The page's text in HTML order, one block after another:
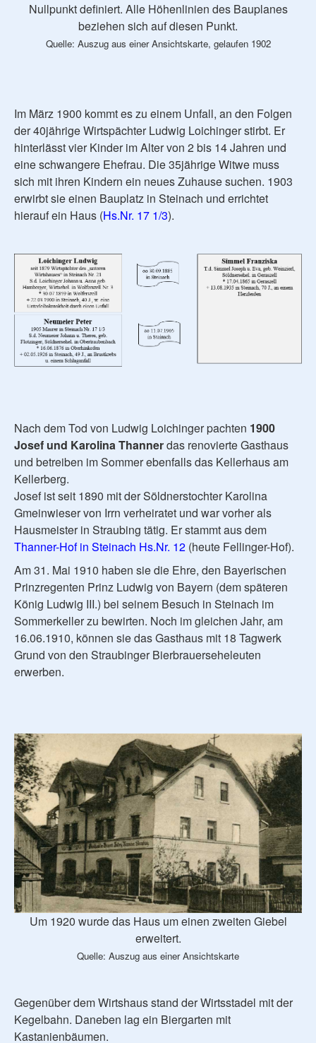
Nullpunkt definiert. Alle Höhenlinien des Bauplanes
beziehen sich auf diesen Punkt.
Quelle: Auszug aus einer Ansichtskarte, gelaufen 1902
Im März 1900 kommt es zu einem Unfall, an den Folgen
der 40jährige Wirtspächter Ludwig Loichinger stirbt. Er
hinterlässt vier Kinder im Alter von 2 bis 14 Jahren und
eine schwangere Ehefrau. Die 35jährige Witwe muss
sich mit ihren Kindern ein neues Zuhause suchen. 1903
erwirbt sie einen Bauplatz in Steinach und errichtet
hierauf ein Haus (Hs.Nr. 17 1/3).
Nach dem Tod von Ludwig Loichinger pachten 1900
Josef und Karolina Thannerdas renovierte Gasthaus
und betreiben im Sommer ebenfalls das Kellerhaus am
Kellerberg.
Josef ist seit 1890 mit der Söldnerstochter Karolina
Gmeinwieser von Irrn verheiratet und war vorher als
Hausmeister in Straubing tätig. Er stammt aus dem
Thanner-Hof in Steinach Hs.Nr. 12 (heute Fellinger-Hof).
Am 31. Mai 1910 haben sie die Ehre, den Bayerischen
Prinzregenten Prinz Ludwig von Bayern (dem späteren
König Ludwig III.) bei seinem Besuch in Steinach im
Sommerkeller zu bewirten. Noch im gleichen Jahr, am
16.06.1910, können sie das Gasthaus mit 18 Tagwerk
Grund von den Straubinger Bierbrauerseheleuten
erwerben.
Um 1920 wurde das Haus um einen zweiten Giebel
erweitert.
Quelle: Auszug aus einer Ansichtskarte
Gegenüber dem Wirtshaus stand der Wirtsstadel mit der
Kegelbahn. Daneben lag ein Biergarten mit
Kastanienbäumen.